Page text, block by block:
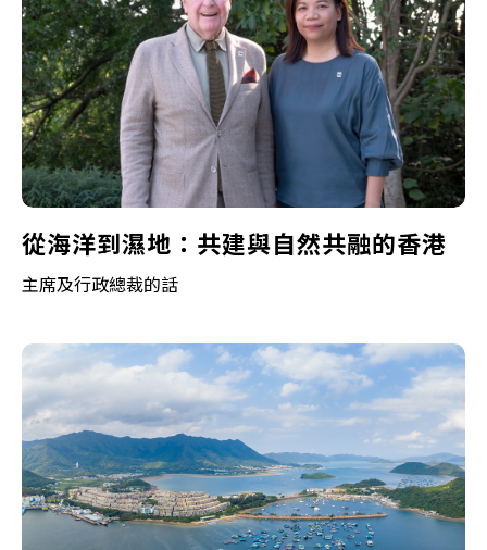
從海洋到濕地：共建與自然共融的香港
主席及行政總裁的話